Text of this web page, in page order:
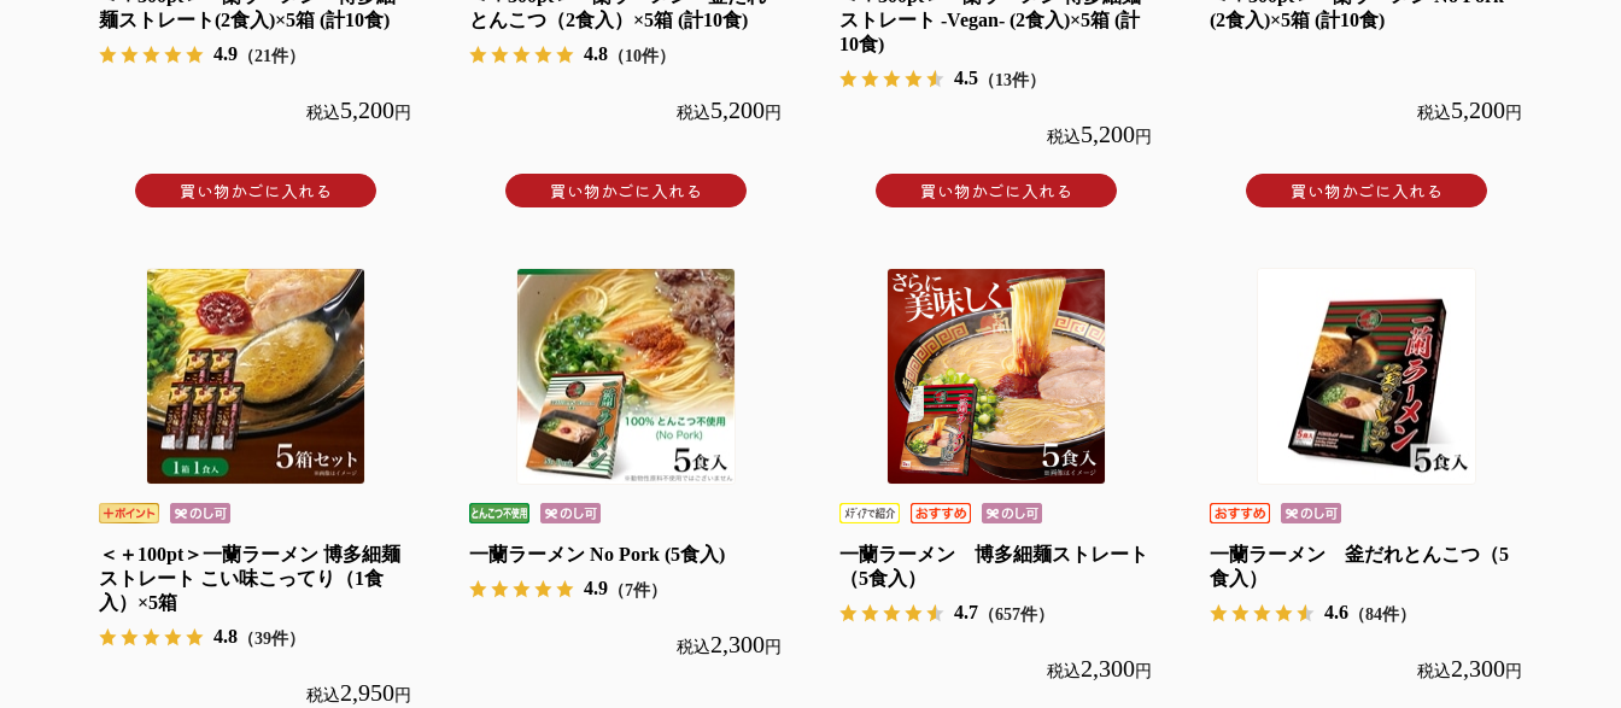
麺ストレート(2食入)×5箱 (計10食)
4.9 （21件）
税込5,200円
買い物かごに入れる
とんこつ（2食入）×5箱 (計10食)
4.8 （10件）
税込5,200円
買い物かごに入れる
ストレート -Vegan- (2食入)×5箱 (計
10食)
4.5 （13件）
税込5,200円
買い物かごに入れる
(2食入)×5箱 (計10食)
税込5,200円
買い物かごに入れる
＜＋100pt＞一蘭ラーメン 博多細麺
ストレート こい味こってり（1食
入）×5箱
4.8 （39件）
税込2,950円
一蘭ラーメン No Pork (5食入)
4.9 （7件）
税込2,300円
一蘭ラーメン 博多細麺ストレート
（5食入）
4.7 （657件）
税込2,300円
一蘭ラーメン 釜だれとんこつ（5
食入）
4.6 （84件）
税込2,300円